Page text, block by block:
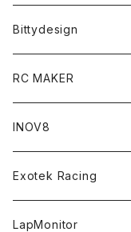
T4 MID Conversion
T4 FWD Conversion
BD9 MID Conversion
Option Parts For
Option Parts For
Batteries
Merchandise
Accessories
CREST ESC
CREST X EVO
CREST Stocki Motor
Bittydesign
On-Road Clear Body
GT8 （1/8 W/
LMH （1/10 190mm）
Liquid Mask＜リキッド
Accessories＜バッグ/
Stencils＜エアブラシ
RC MAKER
SP2＜組立キット／ス
SP1＜組立キット／ス
SP1-F＜組立キット／
INOV8
Bodyshell
Setup Tools
Exotek Racing
Bodies
LapMonitor